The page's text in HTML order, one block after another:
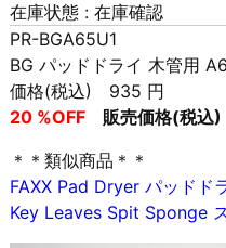
在庫状態 : 在庫確認
PR-BGA65U1
BG パッドドライ 木管用
価格(税込) 935 円
20 %OFF販売価格(税込
＊＊類似商品＊＊
FAXX Pad Dryer パッドド
Key Leaves Spit Sponge